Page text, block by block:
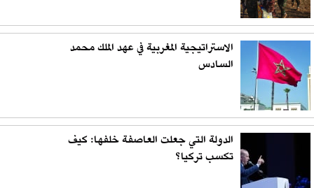
الاستراتيجية المغربية في عهد الملك محمد
السادس
الدولة التي جعلت العاصفة خلفها: كيف
تكسب تركيا؟